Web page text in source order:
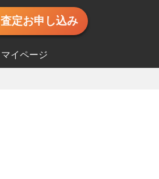
査定お申し込み
マイページ